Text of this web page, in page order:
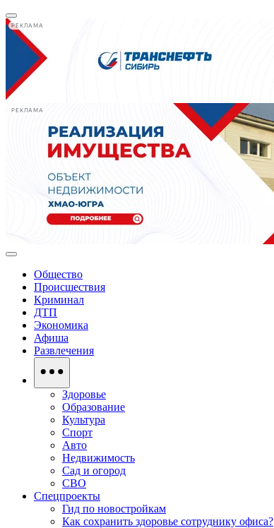
РЕКЛАМА
РЕКЛАМА
Общество
Происшествия
Криминал
ДТП
Экономика
Афиша
Развлечения
Здоровье
Образование
Культура
Спорт
Авто
Недвижимость
Сад и огород
СВО
Спецпроекты
Гид по новостройкам
Как сохранить здоровье сотруднику офиса?